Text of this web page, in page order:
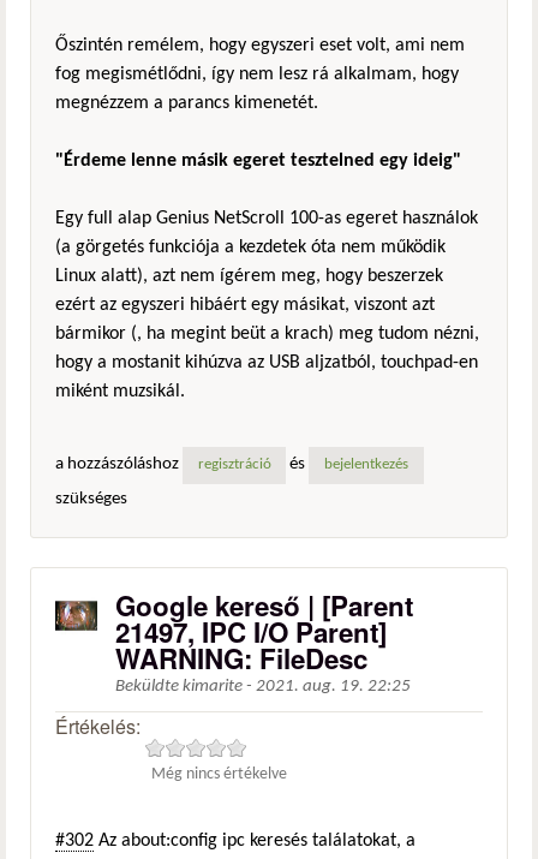
Őszintén remélem, hogy egyszeri eset volt, ami nem
fog megismétlődni, így nem lesz rá alkalmam, hogy
megnézzem a parancs kimenetét.
"Érdeme lenne másik egeret tesztelned egy ideig"
Egy full alap Genius NetScroll 100-as egeret használok
(a görgetés funkciója a kezdetek óta nem működik
Linux alatt), azt nem ígérem meg, hogy beszerzek
ezért az egyszeri hibáért egy másikat, viszont azt
bármikor (, ha megint beüt a krach) meg tudom nézni,
hogy a mostanit kihúzva az USB aljzatból, touchpad-en
miként muzsikál.
a hozzászóláshoz regisztráció és bejelentkezés
szükséges
Google kereső | [Parent
21497, IPC I/O Parent]
WARNING: FileDesc
Beküldte kimarite - 2021. aug. 19. 22:25
Értékelés:
Még nincs értékelve
#302 Az about:config ipc keresés találatokat, a